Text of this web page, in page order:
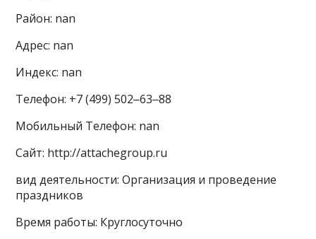
Район: nan
Адрес: nan
Индекс: nan
Телефон: +7 (499) 502‒63‒88
Мобильный Телефон: nan
Сайт: http://attachegroup.ru
вид деятельности: Организация и проведение
праздников
Время работы: Круглосуточно